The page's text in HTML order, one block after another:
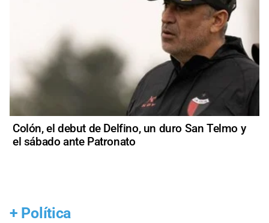
Colón, el debut de Delfino, un duro San Telmo y
el sábado ante Patronato
+ Política